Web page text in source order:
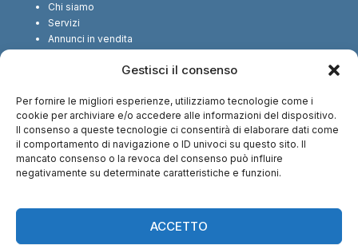
Gestisci il consenso
Per fornire le migliori esperienze, utilizziamo tecnologie come i
cookie per archiviare e/o accedere alle informazioni del dispositivo.
Il consenso a queste tecnologie ci consentirà di elaborare dati come
il comportamento di navigazione o ID univoci su questo sito. Il
mancato consenso o la revoca del consenso può influire
negativamente su determinate caratteristiche e funzioni.
ACCETTO
Chi siamo
Servizi
Annunci in vendita
SEGUICI SUI SOCIAL
CI TROVI ANCHE SU: